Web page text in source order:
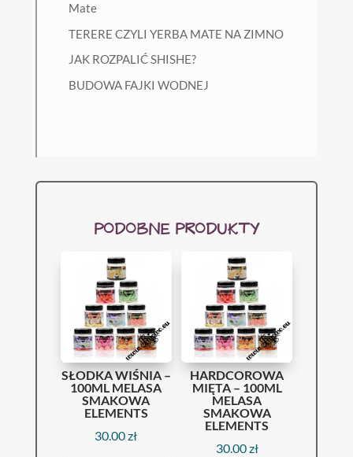
Mate
TERERE CZYLI YERBA MATE NA ZIMNO
JAK ROZPALIĆ SHISHE?
BUDOWA FAJKI WODNEJ
PODOBNE PRODUKTY
SŁODKA WIŚNIA –
100ML MELASA
SMAKOWA
ELEMENTS
30.00zł
HARDCOROWA
MIĘTA – 100ML
MELASA
SMAKOWA
ELEMENTS
30.00zł